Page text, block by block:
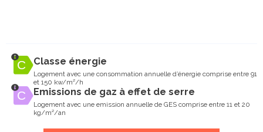
Classe énergie
Logement avec une consommation annuelle d’énergie comprise entre 91
et 150 kw/m²/h
Emissions de gaz à effet de serre
Logement avec une emission annuelle de GES comprise entre 11 et 20
kg/m²/an